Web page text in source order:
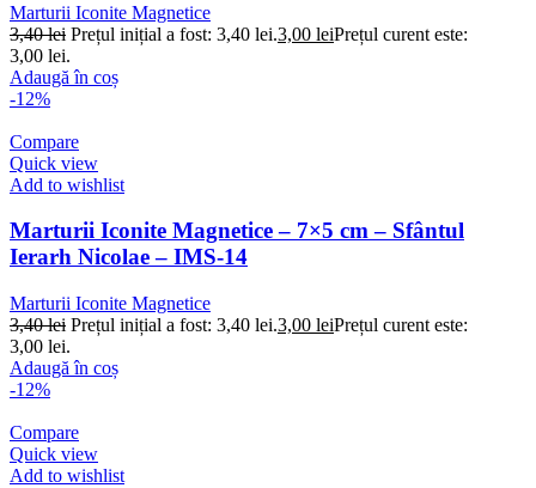
Marturii Iconite Magnetice
3,40lei Prețul inițial a fost: 3,40 lei.3,00 leiPrețul curent este:
3,00 lei.
Adaugă în coș
-12%
Compare
Quick view
Add to wishlist
Marturii Iconite Magnetice – 7×5 cm – Sfântul
Ierarh Nicolae – IMS-14
Marturii Iconite Magnetice
3,40lei Prețul inițial a fost: 3,40 lei.3,00 leiPrețul curent este:
3,00 lei.
Adaugă în coș
-12%
Compare
Quick view
Add to wishlist